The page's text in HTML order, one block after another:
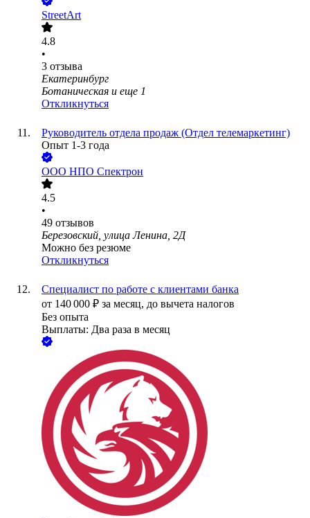
StreetArt
4.8
•
3 отзыва
Екатеринбург
Ботаническая и еще 1
Откликнуться
Руководитель отдела продаж (Отдел телемаркетинг)
Опыт 1-3 года
ООО НПО Спектрон
4.5
•
49 отзывов
Березовский, улица Ленина, 2Д
Можно без резюме
Откликнуться
Специалист по работе с клиентами банка
от 140 000 ₽ за месяц, до вычета налогов
Без опыта
Выплаты: Два раза в месяц